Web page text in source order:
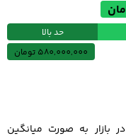
580,000,000 تومان
حد بالا
قیمت رانا LX مدل 1392 در ۱۴۰۴/۱۰/۱۴ در بازار به صورت میانگین